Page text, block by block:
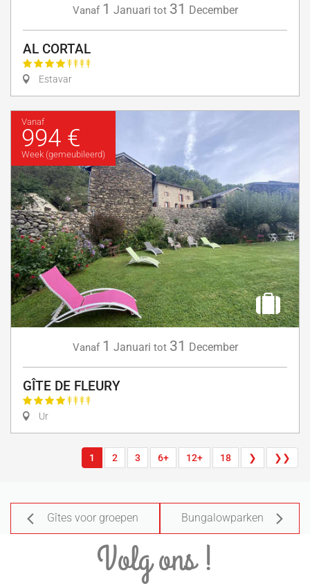
Vanaf 1 Januari tot 31 December
AL CORTAL
Estavar
Vanaf
994 €
Week (gemeubileerd)
Vanaf 1 Januari tot 31 December
GÎTE DE FLEURY
Ur
1 2 3 6+ 12+ 18 ❯ ❯❯
Gîtes voor groepen Bungalowparken
Volg ons !